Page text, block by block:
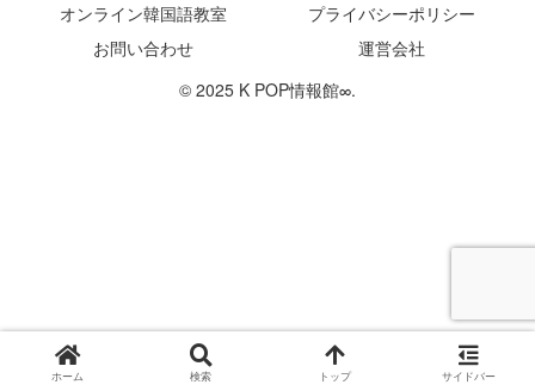
オンライン韓国語教室
プライバシーポリシー
お問い合わせ
運営会社
© 2025 K POP情報館∞.
ホーム 検索 トップ サイドバー